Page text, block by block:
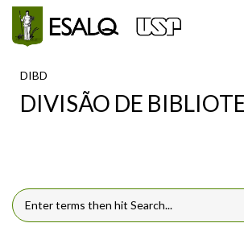
Pular para o conteúdo principal
DIBD
DIVISÃO DE
FORMULÁRIO DE